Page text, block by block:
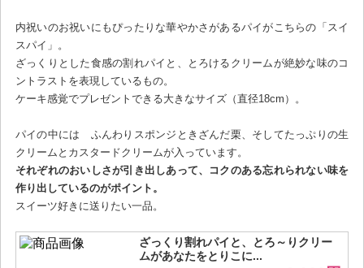
内祝いのお祝いにもぴったりな華やかさがあるパイがこちらの「スイ
スパイ」。
ざっくりとした食感の割れパイと、とろけるクリームが絶妙な味のコ
ントラストを表現しているもの。
ケーキ感覚でプレゼントできる大きなサイズ（直径18cm）。
パイの中には ふんわりスポンジときざんだ栗、そしてたっぷりの生
クリームとカスタードクリームが入っています。
それぞれのおいしさが引き出しあって、コクのある忘れられない味を
作り出しているのがポイント。
スイーツ好きに送りたい一品。